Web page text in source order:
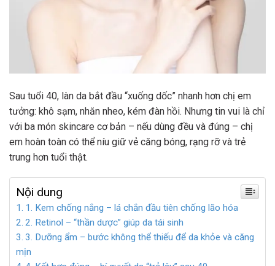
Sau tuổi 40, làn da bắt đầu “xuống dốc” nhanh hơn chị em
tưởng: khô sạm, nhăn nheo, kém đàn hồi. Nhưng tin vui là chỉ
với ba món skincare cơ bản – nếu dùng đều và đúng – chị
em hoàn toàn có thể níu giữ vẻ căng bóng, rạng rỡ và trẻ
trung hơn tuổi thật.
Nội dung
1. Kem chống nắng – lá chắn đầu tiên chống lão hóa
2. Retinol – “thần dược” giúp da tái sinh
3. Dưỡng ẩm – bước không thể thiếu để da khỏe và căng
mịn